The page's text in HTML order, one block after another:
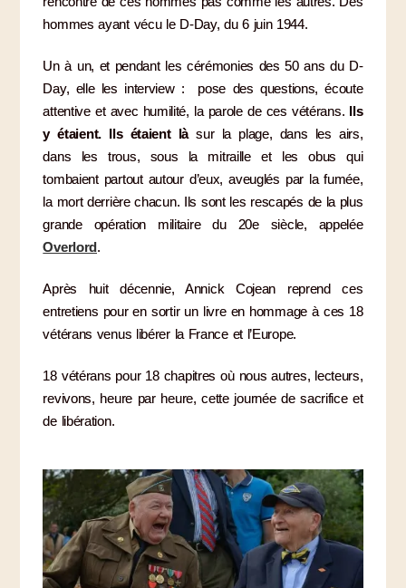
hommes ayant vécu le D-Day, du 6 juin 1944.
Un à un, et pendant les cérémonies des 50 ans du D-
Day, elle les interview : pose des questions, écoute
attentive et avec humilité, la parole de ces vétérans. Ils
y étaient. Ils étaient làsur la plage, dans les airs,
dans les trous, sous la mitraille et les obus qui
tombaient partout autour d’eux, aveuglés par la fumée,
la mort derrière chacun. Ils sont les rescapés de la plus
grande opération militaire du 20e siècle, appelée
Overlord.
Après huit décennie, Annick Cojean reprend ces
entretiens pour en sortir un livre en hommage à ces 18
vétérans venus libérer la France et l’Europe.
18 vétérans pour 18 chapitres où nous autres, lecteurs,
revivons, heure par heure, cette journée de sacrifice et
de libération.